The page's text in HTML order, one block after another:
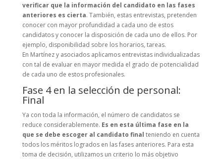
verificar que la información del candidato en las fases
anteriores es cierta. También, estas entrevistas, pretenden
conocer con mayor profundidad a cada uno de estos
candidatos y conocer la disposición de cada uno de ellos. Por
ejemplo, disponibilidad sobre los horarios, tareas.
En Martínez y asociados aplicamos entrevistas individualizadas
con tal de evaluar en mayor medida el grado de potencialidad
de cada uno de estos profesionales.
Fase 4 en la selección de personal:
Final
Ya con toda la información, el número de candidatos se
reduce considerablemente. Es en esta última fase en la
que se debe escoger al candidato final teniendo en cuenta
todos los méritos logrados en las fases anteriores. Para esta
toma de decisión, utilizamos un criterio lo más objetivo